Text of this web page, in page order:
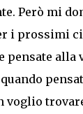
Però mi
i prossimi
alla
voglio